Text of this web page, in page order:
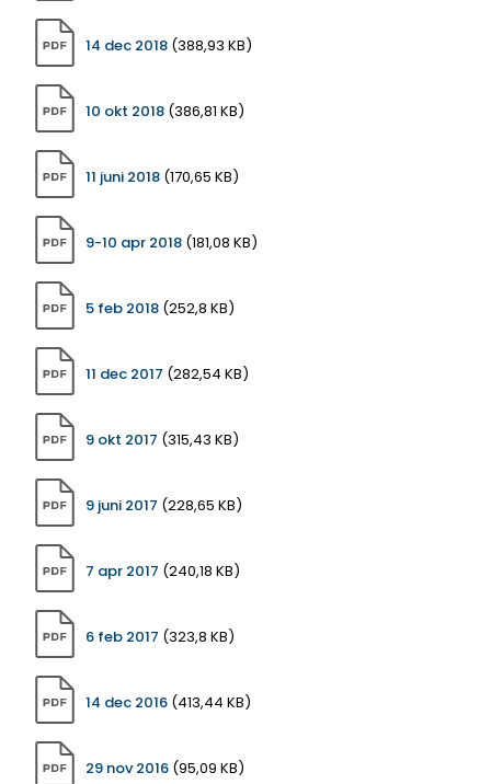
14 dec 2018 (388,93 KB)
10 okt 2018 (386,81 KB)
11 juni 2018 (170,65 KB)
9-10 apr 2018 (181,08 KB)
5 feb 2018 (252,8 KB)
11 dec 2017 (282,54 KB)
9 okt 2017 (315,43 KB)
9 juni 2017 (228,65 KB)
7 apr 2017 (240,18 KB)
6 feb 2017 (323,8 KB)
14 dec 2016 (413,44 KB)
29 nov 2016 (95,09 KB)